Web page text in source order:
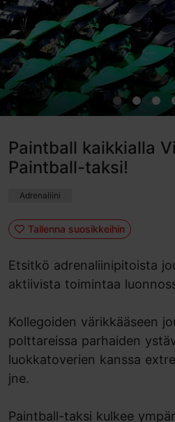
Paintball kaikkialla
Paintball-taksi!
Adrenaliini
Tallenna suosikkeihin
Etsitkö adrenaliinipitoista
aktiivista toimintaa
Kollegoiden värikkääseen
polttareissa parhaiden
luokkatoverien kanssa
jne.
Paintball-taksi kulkee